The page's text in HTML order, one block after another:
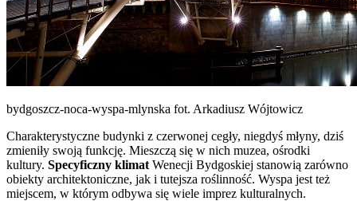
bydgoszcz-noca-wyspa-mlynska fot. Arkadiusz Wójtowicz
Charakterystyczne budynki z czerwonej cegły, niegdyś młyny, dziś
zmieniły swoją funkcję. Mieszczą się w nich muzea, ośrodki
kultury. Specyficzny klimat Wenecji Bydgoskiej stanowią zarówno
obiekty architektoniczne, jak i tutejsza roślinność. Wyspa jest też
miejscem, w którym odbywa się wiele imprez kulturalnych.